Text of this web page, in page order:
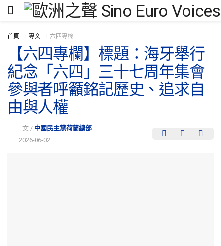
首頁 專文 六四專欄
【六四專欄】標題：海牙舉行
紀念「六四」三十七周年集會
參與者呼籲銘記歷史、追求自
由與人權
文 / 中國民主黨荷蘭總部
2026-06-02